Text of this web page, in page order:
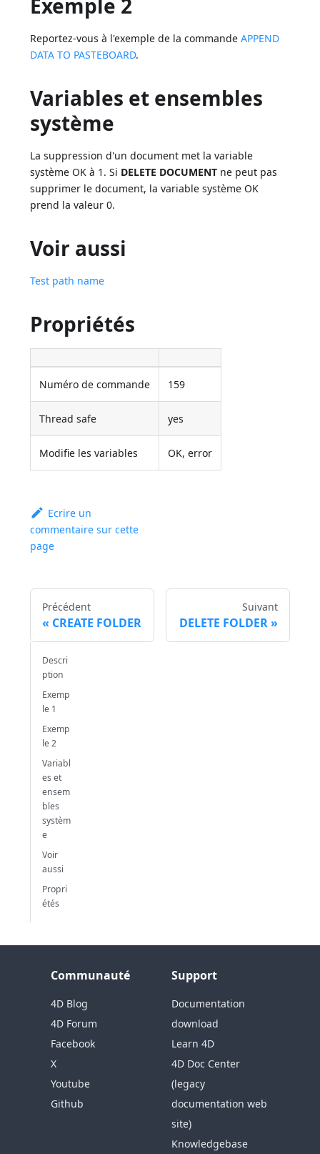
Exemple 2
Reportez-vous à l'exemple de la commandeAPPEND
DATA TO PASTEBOARD.
Variables et ensembles
système
La suppression d'un document met la variable
système OK à 1. Si DELETE DOCUMENT ne peut pas
supprimer le document, la variable système OK
prend la valeur 0.
Voir aussi
Test path name
Propriétés
Numéro de commande 159
Thread safe yes
Modifie les variables OK, error
Ecrire un
commentaire sur cette
page
Précédent
CREATE FOLDER
Suivant
DELETE FOLDER
Descri
ption
Exemp
le 1
Exemp
le 2
Variabl
es et
ensem
bles
systèm
e
Voir
aussi
Propri
étés
Communauté
4D Blog
4D Forum
Facebook
X
Youtube
Github
Support
Documentation
download
Learn 4D
4D Doc Center
(legacy
documentation web
site)
Knowledgebase